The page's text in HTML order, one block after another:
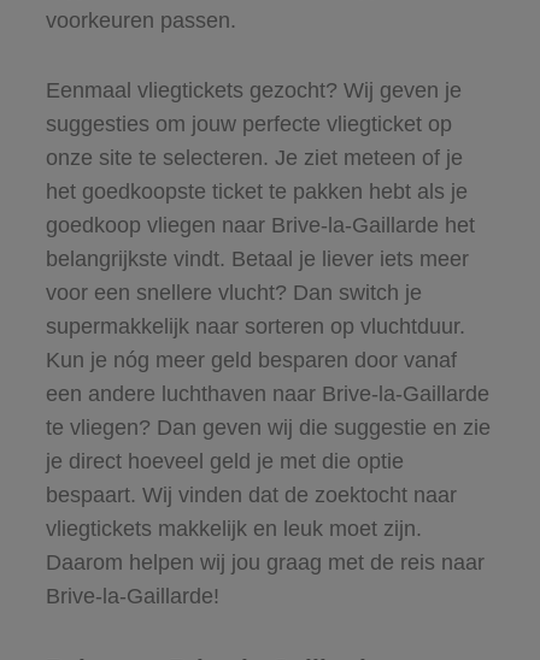
voorkeuren passen.
Eenmaal vliegtickets gezocht? Wij geven je
suggesties om jouw perfecte vliegticket op
onze site te selecteren. Je ziet meteen of je
het goedkoopste ticket te pakken hebt als je
goedkoop vliegen naar Brive-la-Gaillarde het
belangrijkste vindt. Betaal je liever iets meer
voor een snellere vlucht? Dan switch je
supermakkelijk naar sorteren op vluchtduur.
Kun je nóg meer geld besparen door vanaf
een andere luchthaven naar Brive-la-Gaillarde
te vliegen? Dan geven wij die suggestie en zie
je direct hoeveel geld je met die optie
bespaart. Wij vinden dat de zoektocht naar
vliegtickets makkelijk en leuk moet zijn.
Daarom helpen wij jou graag met de reis naar
Brive-la-Gaillarde!